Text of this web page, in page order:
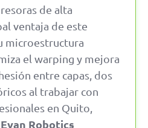
de alta
ventaja de este
microestructura
el warping y mejora
entre capas, dos
al trabajar con
en Quito,
Evan Robotics